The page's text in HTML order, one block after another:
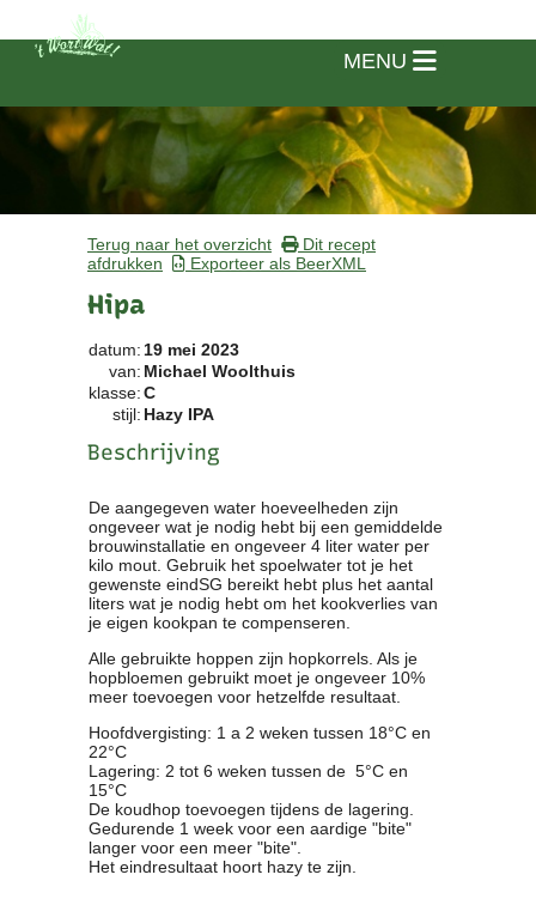
Terug naar het overzicht
Dit recept
afdrukken
Exporteer als BeerXML
Hipa
datum: 19 mei 2023
van: Michael Woolthuis
klasse:C
stijl: Hazy IPA
Beschrijving
De aangegeven water hoeveelheden zijn
ongeveer wat je nodig hebt bij een gemiddelde
brouwinstallatie en ongeveer 4 liter water per
kilo mout. Gebruik het spoelwater tot je het
gewenste eindSG bereikt hebt plus het aantal
liters wat je nodig hebt om het kookverlies van
je eigen kookpan te compenseren.
Alle gebruikte hoppen zijn hopkorrels. Als je
hopbloemen gebruikt moet je ongeveer 10%
meer toevoegen voor hetzelfde resultaat.
Hoofdvergisting: 1 a 2 weken tussen 18°C en
22°C
Lagering: 2 tot 6 weken tussen de 5°C en
15°C
De koudhop toevoegen tijdens de lagering.
Gedurende 1 week voor een aardige "bite"
langer voor een meer "bite".
Het eindresultaat hoort hazy te zijn.
MENU
Vereniging
Clubkalender
Informatie
Bestuur
Reglementen
Privacyverklaring
Commissies
Polderbok
Wedstrijduitslagen
Prijzen
Bijzondere Leden
- Keurmeesters